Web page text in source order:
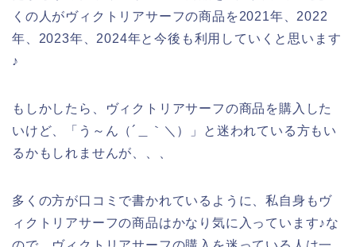
くの人がヴィクトリアサーフの商品を2021年、2022
年、2023年、2024年と今後も利用していくと思います
♪
もしかしたら、ヴィクトリアサーフの商品を購入した
いけど、「う～ん（´＿｀＼）」と迷われている方もい
るかもしれませんが、、、
多くの方が口コミで書かれているように、私自身もヴ
ィクトリアサーフの商品はかなり気に入っています♪な